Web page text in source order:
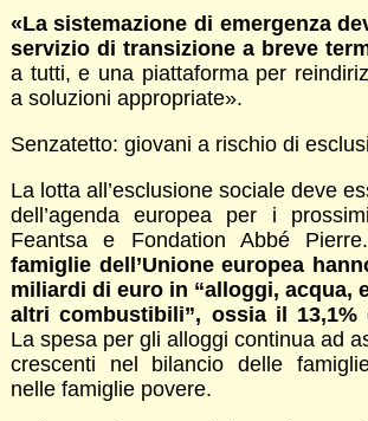
«La sistemazione di emergenza
servizio di transizione a breve
a tutti, e una piattaforma per
a soluzioni appropriate».
Senzatetto: giovani a rischio di
La lotta all’esclusione sociale deve
dell’agenda europea per i
Feantsa e Fondation Abbé
famiglie dell’Unione europea
miliardi di euro in “alloggi, acqua,
altri combustibili”, ossia il 13,1%
La spesa per gli alloggi continua ad
crescenti nel bilancio delle
nelle famiglie povere.